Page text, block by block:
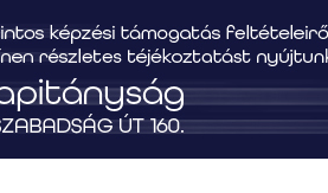
Tájékoztatjuk, hogy a
adatait a következő
szerelőinknek továbbítani.